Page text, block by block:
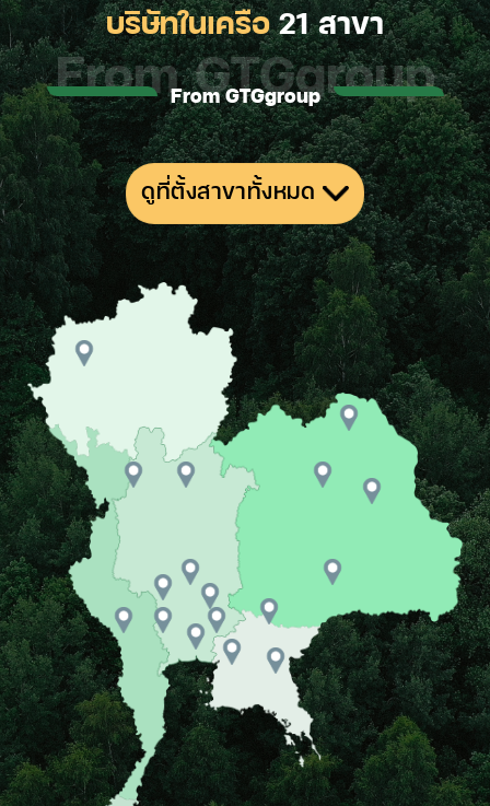
บริษัทในเครือ21 สาขา
From GTGgroup
From GTGgroup
ดูที่ตั้งสาขาทั้งหมด